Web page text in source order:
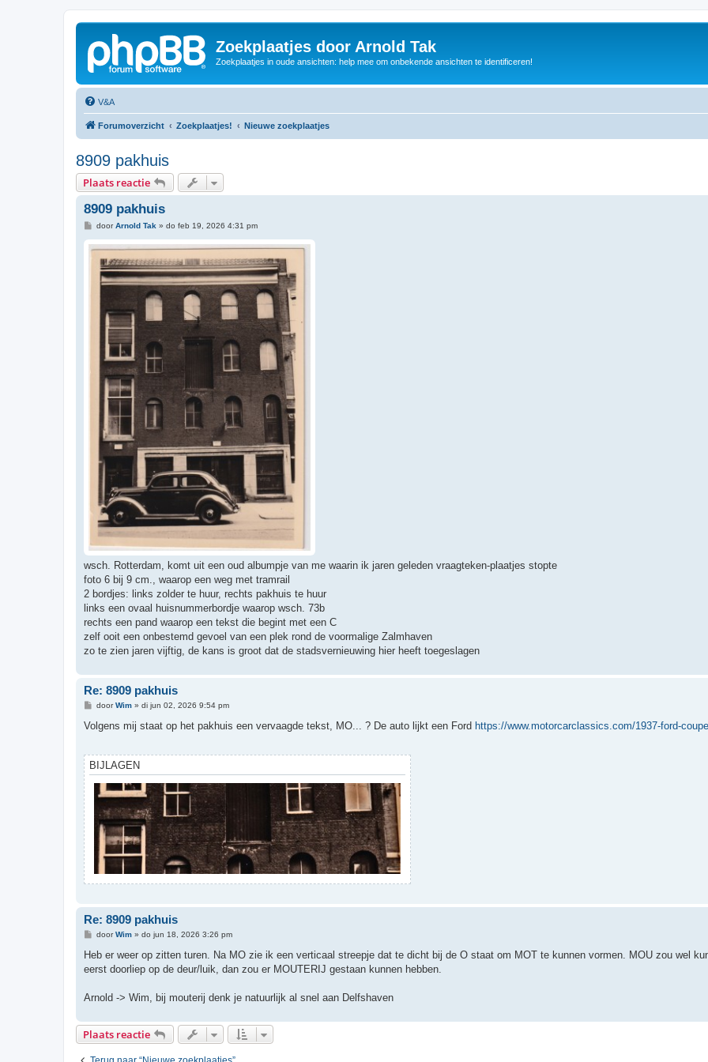
Zoekplaatjes door Arnold Tak
Zoekplaatjes in oude ansichten: help mee om onbekende ansichten te identificeren!
V&A
Forumoverzicht Zoekplaatjes! Nieuwe zoekplaatjes
8909 pakhuis
Plaats reactie
8909 pakhuis
B
r
i
doorArnold Tak » do feb 19, 2026 4:31 pm
wsch. Rotterdam, komt uit een oud albumpje van me waarin ik jaren geleden vraagteken-plaatjes stopte
foto 6 bij 9 cm., waarop een weg met tramrail
2 bordjes: links zolder te huur, rechts pakhuis te huur
links een ovaal huisnummerbordje waarop wsch. 73b
rechts een pand waarop een tekst die begint met een C
zelf ooit een onbestemd gevoel van een plek rond de voormalige Zalmhaven
zo te zien jaren vijftig, de kans is groot dat de stadsvernieuwing hier heeft toegeslagen
Re: 8909 pakhuis
B
r
t
doorWim» di jun 02, 2026 9:54 pm
Volgens mij staat op het pakhuis een vervaagde tekst, MO... ? De auto lijkt een Ford https://www.motorcarclassics.com/1937-ford-
BIJLAGEN
Re: 8909 pakhuis
B
r
c
doorWim» do jun 18, 2026 3:26 pm
Heb er weer op zitten turen. Na MO zie ik een verticaal streepje dat te dicht bij de O staat om MOT te kunnen vormen. MOU zou wel
eerst doorliep op de deur/luik, dan zou er MOUTERIJ gestaan kunnen hebben.
Arnold -> Wim, bij mouterij denk je natuurlijk al snel aan Delfshaven
Plaats reactie